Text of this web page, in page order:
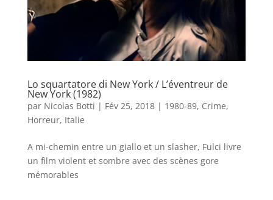
Lo squartatore di New York / L’éventreur de
New York (1982)
par Nicolas Botti | Fév 25, 2018| 1980-89, Crime,
Horreur, Italie
A mi-chemin entre un giallo et un slasher, Fulci livre
un film violent et sombre avec des scènes gore
mémorables